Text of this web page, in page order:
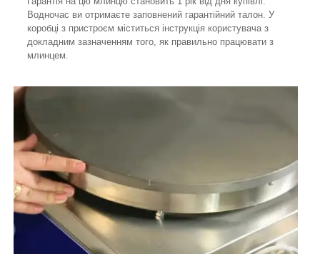
Водночас ви отримаєте заповнений гарантійний талон. У
коробці з пристроєм міститься інструкція користувача з
докладним зазначенням того, як правильно працювати з
млинцем.